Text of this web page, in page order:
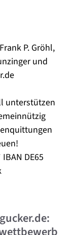
P. Gröhl,
und
unterstützen
DE65